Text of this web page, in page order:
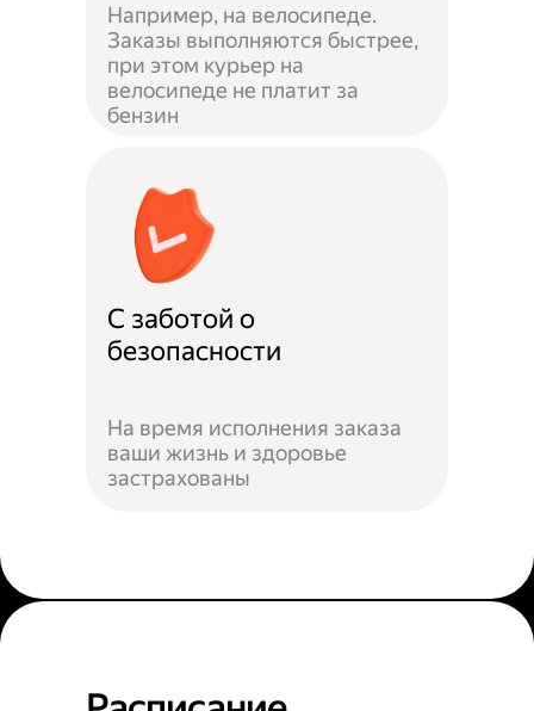
Например, на велосипеде.
Заказы выполняются быстрее,
при этом курьер на
велосипеде не платит за
бензин
С заботой о
безопасности
На время исполнения заказа
ваши жизнь и здоровье
застрахованы